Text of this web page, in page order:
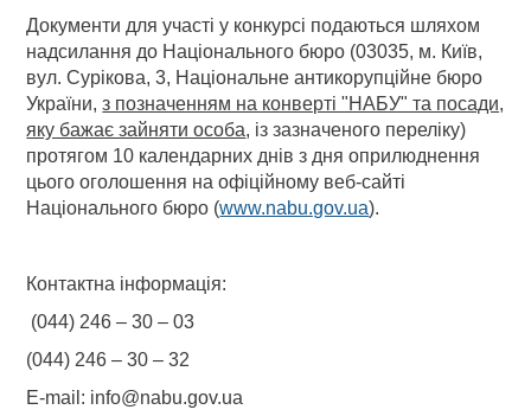
Документи для участі у конкурсі подаються шляхом
надсилання до Національного бюро (03035, м. Київ,
вул. Сурікова, 3, Національне антикорупційне бюро
України,з позначенням на конверті "НАБУ" та посади,
яку бажає зайняти особа, із зазначеного переліку)
протягом 10 календарних днів з дня оприлюднення
цього оголошення на офіційному веб-сайті
Національного бюро (www.nabu.gov.ua).
Контактна інформація:
(044) 246 – 30 – 03
(044) 246 – 30 – 32
E-mail: info@nabu.gov.ua